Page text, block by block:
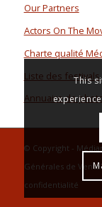
Our Partners
Actors On The
Charte qualité
Liste des
Annuaire de
© Copyright -
Générales de
confidentialité
This